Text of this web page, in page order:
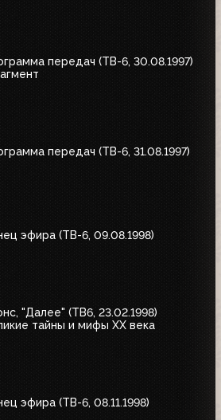
передач (ТВ-6, 30.08.1997)
передач (ТВ-6, 31.08.1997)
эфира (ТВ-6, 09.08.1998)
"Далее" (ТВ6, 23.02.1998)
тайны и мифы XX века
эфира (ТВ-6, 08.11.1998)